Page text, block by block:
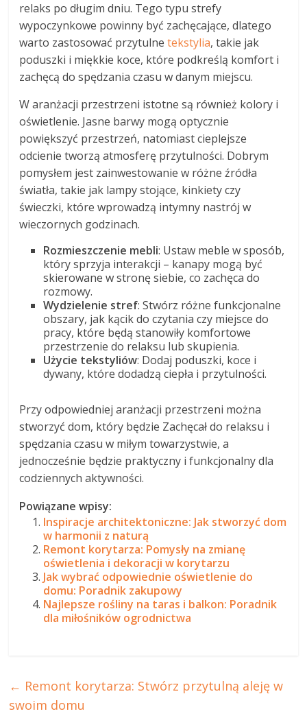
relaks po długim dniu. Tego typu strefy
wypoczynkowe powinny być zachęcające, dlatego
warto zastosować przytulnetekstylia, takie jak
poduszki i miękkie koce, które podkreślą komfort i
zachęcą do spędzania czasu w danym miejscu.
W aranżacji przestrzeni istotne są również kolory i
oświetlenie. Jasne barwy mogą optycznie
powiększyć przestrzeń, natomiast cieplejsze
odcienie tworzą atmosferę przytulności. Dobrym
pomysłem jest zainwestowanie w różne źródła
światła, takie jak lampy stojące, kinkiety czy
świeczki, które wprowadzą intymny nastrój w
wieczornych godzinach.
Rozmieszczenie mebli: Ustaw meble w sposób,
który sprzyja interakcji – kanapy mogą być
skierowane w stronę siebie, co zachęca do
rozmowy.
Wydzielenie stref: Stwórz różne funkcjonalne
obszary, jak kącik do czytania czy miejsce do
pracy, które będą stanowiły komfortowe
przestrzenie do relaksu lub skupienia.
Użycie tekstyliów: Dodaj poduszki, koce i
dywany, które dodadzą ciepła i przytulności.
Przy odpowiedniej aranżacji przestrzeni można
stworzyć dom, który będzie Zachęcał do relaksu i
spędzania czasu w miłym towarzystwie, a
jednocześnie będzie praktyczny i funkcjonalny dla
codziennych aktywności.
Powiązane wpisy:
Inspiracje architektoniczne: Jak stworzyć dom
w harmonii z naturą
Remont korytarza: Pomysły na zmianę
oświetlenia i dekoracji w korytarzu
Jak wybrać odpowiednie oświetlenie do
domu: Poradnik zakupowy
Najlepsze rośliny na taras i balkon: Poradnik
dla miłośników ogrodnictwa
← Remont korytarza: Stwórz przytulną aleję w
swoim domu